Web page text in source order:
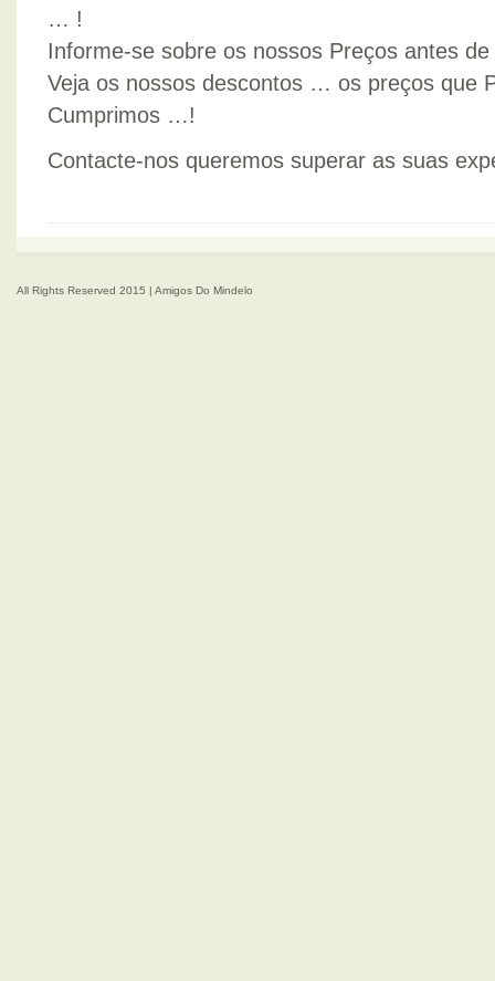
… !
Informe-se sobre os nossos Preços antes
Veja os nossos descontos … os preços que
Cumprimos …!
Contacte-nos queremos superar as suas
All Rights Reserved 2015 | Amigos Do Mindelo